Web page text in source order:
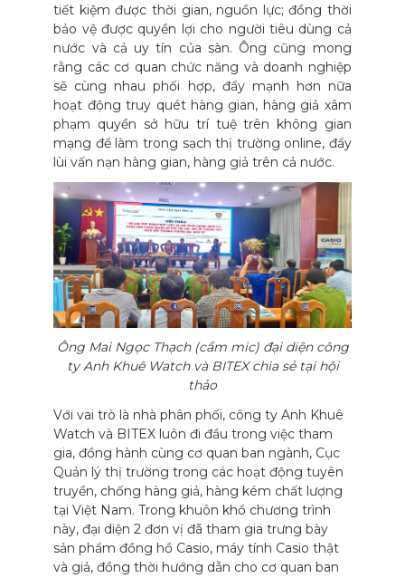
tiết kiệm được thời gian, nguồn lực; đồng thời
bảo vệ được quyền lợi cho người tiêu dùng cả
nước và cả uy tín của sàn. Ông cũng mong
rằng các cơ quan chức năng và doanh nghiệp
sẽ cùng nhau phối hợp, đẩy mạnh hơn nữa
hoạt động truy quét hàng gian, hàng giả xâm
phạm quyền sở hữu trí tuệ trên không gian
mạng để làm trong sạch thị trường online, đẩy
lùi vấn nạn hàng gian, hàng giả trên cả nước.
Ông Mai Ngọc Thạch (cầm mic) đại diện công
ty Anh Khuê Watch và BITEX chia sẻ tại hội
thảo
Với vai trò là nhà phân phối, công ty Anh Khuê
Watch và BITEX luôn đi đầu trong việc tham
gia, đồng hành cùng cơ quan ban ngành, Cục
Quản lý thị trường trong các hoạt động tuyên
truyền, chống hàng giả, hàng kém chất lượng
tại Việt Nam. Trong khuôn khổ chương trình
này, đại diện 2 đơn vị đã tham gia trưng bày
sản phẩm đồng hồ Casio, máy tính Casio thật
và giả, đồng thời hướng dẫn cho cơ quan ban